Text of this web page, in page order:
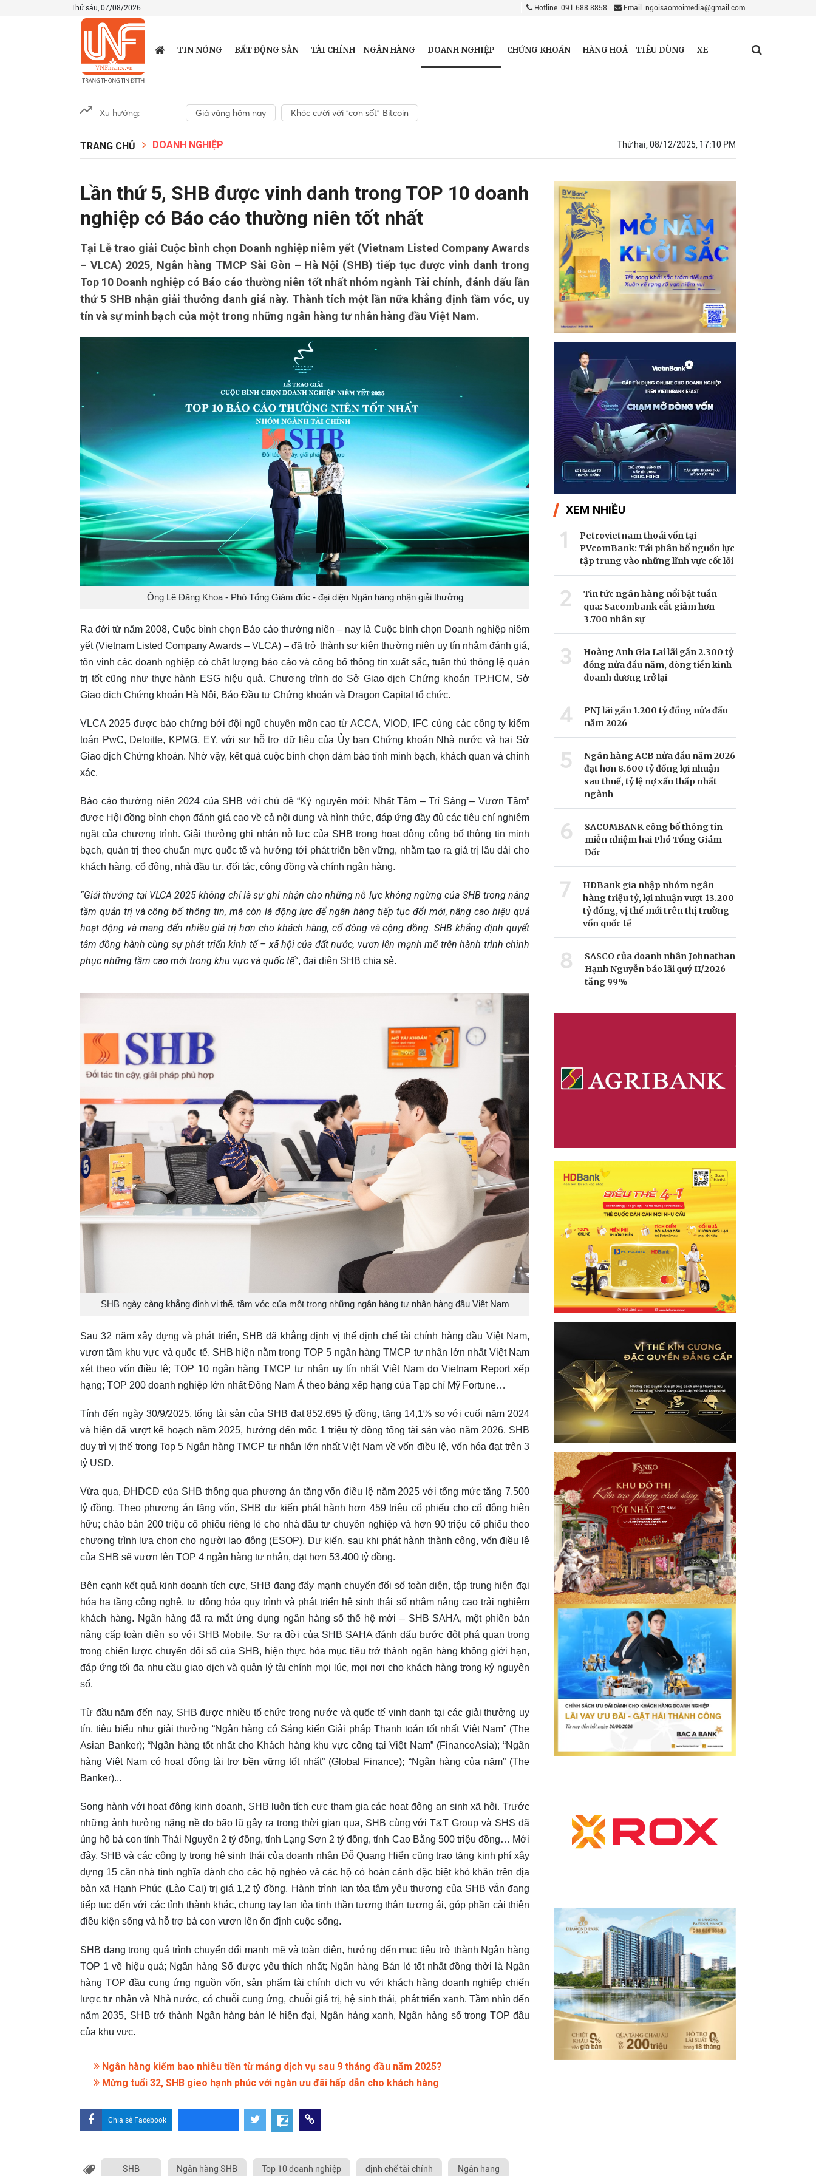
Thứ sáu, 07/08/2026 Hotline: 091 688 8858 Email: ngoisaomoimedia@gmail.com
TIN NÓNG BẤT ĐỘNG SẢN TÀI CHÍNH - NGÂN HÀNG DOANH NGHIỆP CHỨNG KHOÁN HÀNG HOÁ - TIÊU DÙNG XE
Xu hướng: Giá vàng hôm nay Khóc cười với “cơn sốt” Bitcoin
TRANG CHỦ DOANH NGHIỆP Thứ hai, 08/12/2025, 17:10 PM
Lần thứ 5, SHB được vinh danh trong TOP 10 doanh
nghiệp có Báo cáo thường niên tốt nhất
Tại Lễ trao giải Cuộc bình chọn Doanh nghiệp niêm yết (Vietnam Listed Company Awards
– VLCA) 2025, Ngân hàng TMCP Sài Gòn – Hà Nội (SHB) tiếp tục được vinh danh trong
Top 10 Doanh nghiệp có Báo cáo thường niên tốt nhất nhóm ngành Tài chính, đánh dấu lần
thứ 5 SHB nhận giải thưởng danh giá này. Thành tích một lần nữa khẳng định tầm vóc, uy
tín và sự minh bạch của một trong những ngân hàng tư nhân hàng đầu Việt Nam.
Ông Lê Đăng Khoa - Phó Tổng Giám đốc - đại diện Ngân hàng nhận giải thưởng
Ra đời từ năm 2008, Cuộc bình chọn Báo cáo thường niên – nay là Cuộc bình chọn Doanh nghiệp niêm
yết (Vietnam Listed Company Awards – VLCA) – đã trở thành sự kiện thường niên uy tín nhằm đánh giá,
tôn vinh các doanh nghiệp có chất lượng báo cáo và công bố thông tin xuất sắc, tuân thủ thông lệ quản
trị tốt cũng như thực hành ESG hiệu quả. Chương trình do Sở Giao dịch Chứng khoán TP.HCM, Sở
Giao dịch Chứng khoán Hà Nội, Báo Đầu tư Chứng khoán và Dragon Capital tổ chức.
VLCA 2025 được bảo chứng bởi đội ngũ chuyên môn cao từ ACCA, VIOD, IFC cùng các công ty kiểm
toán PwC, Deloitte, KPMG, EY, với sự hỗ trợ dữ liệu của Ủy ban Chứng khoán Nhà nước và hai Sở
Giao dịch Chứng khoán. Nhờ vậy, kết quả cuộc bình chọn đảm bảo tính minh bạch, khách quan và chính
xác.
Báo cáo thường niên 2024 của SHB với chủ đề “Kỷ nguyên mới: Nhất Tâm – Trí Sáng – Vươn Tầm”
được Hội đồng bình chọn đánh giá cao về cả nội dung và hình thức, đáp ứng đầy đủ các tiêu chí nghiêm
ngặt của chương trình. Giải thưởng ghi nhận nỗ lực của SHB trong hoạt động công bố thông tin minh
bạch, quản trị theo chuẩn mực quốc tế và hướng tới phát triển bền vững, nhằm tạo ra giá trị lâu dài cho
khách hàng, cổ đông, nhà đầu tư, đối tác, cộng đồng và chính ngân hàng.
“Giải thưởng tại VLCA 2025 không chỉ là sự ghi nhận cho những nỗ lực không ngừng của SHB trong nâng
tầm quản trị và công bố thông tin, mà còn là động lực để ngân hàng tiếp tục đổi mới, nâng cao hiệu quả
hoạt động và mang đến nhiều giá trị hơn cho khách hàng, cổ đông và cộng đồng. SHB khẳng định quyết
tâm đồng hành cùng sự phát triển kinh tế – xã hội của đất nước, vươn lên mạnh mẽ trên hành trình chinh
phục những tầm cao mới trong khu vực và quốc tế”, đại diện SHB chia sẻ.
SHB ngày càng khẳng định vị thế, tầm vóc của một trong những ngân hàng tư nhân hàng đầu Việt Nam
Sau 32 năm xây dựng và phát triển, SHB đã khẳng định vị thế định chế tài chính hàng đầu Việt Nam,
vươn tầm khu vực và quốc tế. SHB hiện nằm trong TOP 5 ngân hàng TMCP tư nhân lớn nhất Việt Nam
xét theo vốn điều lệ; TOP 10 ngân hàng TMCP tư nhân uy tín nhất Việt Nam do Vietnam Report xếp
hạng; TOP 200 doanh nghiệp lớn nhất Đông Nam Á theo bảng xếp hạng của Tạp chí Mỹ Fortune…
Tính đến ngày 30/9/2025, tổng tài sản của SHB đạt 852.695 tỷ đồng, tăng 14,1% so với cuối năm 2024
và hiện đã vượt kế hoạch năm 2025, hướng đến mốc 1 triệu tỷ đồng tổng tài sản vào năm 2026. SHB
duy trì vị thế trong Top 5 Ngân hàng TMCP tư nhân lớn nhất Việt Nam về vốn điều lệ, vốn hóa đạt trên 3
tỷ USD.
Vừa qua, ĐHĐCĐ của SHB thông qua phương án tăng vốn điều lệ năm 2025 với tổng mức tăng 7.500
tỷ đồng. Theo phương án tăng vốn, SHB dự kiến phát hành hơn 459 triệu cổ phiếu cho cổ đông hiện
hữu; chào bán 200 triệu cổ phiếu riêng lẻ cho nhà đầu tư chuyên nghiệp và hơn 90 triệu cổ phiếu theo
chương trình lựa chọn cho người lao động (ESOP). Dự kiến, sau khi phát hành thành công, vốn điều lệ
của SHB sẽ vươn lên TOP 4 ngân hàng tư nhân, đạt hơn 53.400 tỷ đồng.
Bên cạnh kết quả kinh doanh tích cực, SHB đang đẩy mạnh chuyển đổi số toàn diện, tập trung hiện đại
hóa hạ tầng công nghệ, tự động hóa quy trình và phát triển hệ sinh thái số nhằm nâng cao trải nghiệm
khách hàng. Ngân hàng đã ra mắt ứng dụng ngân hàng số thế hệ mới – SHB SAHA, một phiên bản
nâng cấp toàn diện so với SHB Mobile. Sự ra đời của SHB SAHA đánh dấu bước đột phá quan trọng
trong chiến lược chuyển đổi số của SHB, hiện thực hóa mục tiêu trở thành ngân hàng không giới hạn,
đáp ứng tối đa nhu cầu giao dịch và quản lý tài chính mọi lúc, mọi nơi cho khách hàng trong kỷ nguyên
số.
Từ đầu năm đến nay, SHB được nhiều tổ chức trong nước và quốc tế vinh danh tại các giải thưởng uy
tín, tiêu biểu như giải thưởng “Ngân hàng có Sáng kiến Giải pháp Thanh toán tốt nhất Việt Nam” (The
Asian Banker); “Ngân hàng tốt nhất cho Khách hàng khu vực công tại Việt Nam” (FinanceAsia); “Ngân
hàng Việt Nam có hoạt động tài trợ bền vững tốt nhất” (Global Finance); “Ngân hàng của năm” (The
Banker)...
Song hành với hoạt động kinh doanh, SHB luôn tích cực tham gia các hoạt động an sinh xã hội. Trước
những ảnh hưởng nặng nề do bão lũ gây ra trong thời gian qua, SHB cùng với T&T Group và SHS đã
ủng hộ bà con tỉnh Thái Nguyên 2 tỷ đồng, tỉnh Lạng Sơn 2 tỷ đồng, tỉnh Cao Bằng 500 triệu đồng… Mới
đây, SHB và các công ty trong hệ sinh thái của doanh nhân Đỗ Quang Hiển cũng trao tặng kinh phí xây
dựng 15 căn nhà tình nghĩa dành cho các hộ nghèo và các hộ có hoàn cảnh đặc biệt khó khăn trên địa
bàn xã Hạnh Phúc (Lào Cai) trị giá 1,2 tỷ đồng. Hành trình lan tỏa tâm yêu thương của SHB vẫn đang
tiếp tục đến với các tỉnh thành khác, chung tay lan tỏa tinh thần tương thân tương ái, góp phần cải thiện
điều kiện sống và hỗ trợ bà con vươn lên ổn định cuộc sống.
SHB đang trong quá trình chuyển đổi mạnh mẽ và toàn diện, hướng đến mục tiêu trở thành Ngân hàng
TOP 1 về hiệu quả; Ngân hàng Số được yêu thích nhất; Ngân hàng Bán lẻ tốt nhất đồng thời là Ngân
hàng TOP đầu cung ứng nguồn vốn, sản phẩm tài chính dịch vụ với khách hàng doanh nghiệp chiến
lược tư nhân và Nhà nước, có chuỗi cung ứng, chuỗi giá trị, hệ sinh thái, phát triển xanh. Tầm nhìn đến
năm 2035, SHB trở thành Ngân hàng bán lẻ hiện đại, Ngân hàng xanh, Ngân hàng số trong TOP đầu
của khu vực.
Ngân hàng kiếm bao nhiêu tiền từ mảng dịch vụ sau 9 tháng đầu năm 2025?
Mừng tuổi 32, SHB gieo hạnh phúc với ngàn ưu đãi hấp dẫn cho khách hàng
Chia sẻ Facebook
SHB Ngân hàng SHB Top 10 doanh nghiệp định chế tài chính Ngân hang
XEM NHIỀU
1
Petrovietnam thoái vốn tại
PVcomBank: Tái phân bổ nguồn lực
tập trung vào những lĩnh vực cốt lõi
2
Tin tức ngân hàng nổi bật tuần
qua: Sacombank cắt giảm hơn
3.700 nhân sự
3
Hoàng Anh Gia Lai lãi gần 2.300 tỷ
đồng nửa đầu năm, dòng tiền kinh
doanh dương trở lại
4
PNJ lãi gần 1.200 tỷ đồng nửa đầu
năm 2026
5
Ngân hàng ACB nửa đầu năm 2026
đạt hơn 8.600 tỷ đồng lợi nhuận
sau thuế, tỷ lệ nợ xấu thấp nhất
ngành
6
SACOMBANK công bố thông tin
miễn nhiệm hai Phó Tổng Giám
Đốc
7
HDBank gia nhập nhóm ngân
hàng triệu tỷ, lợi nhuận vượt 13.200
tỷ đồng, vị thế mới trên thị trường
vốn quốc tế
8
SASCO của doanh nhân Johnathan
Hạnh Nguyễn báo lãi quý II/2026
tăng 99%